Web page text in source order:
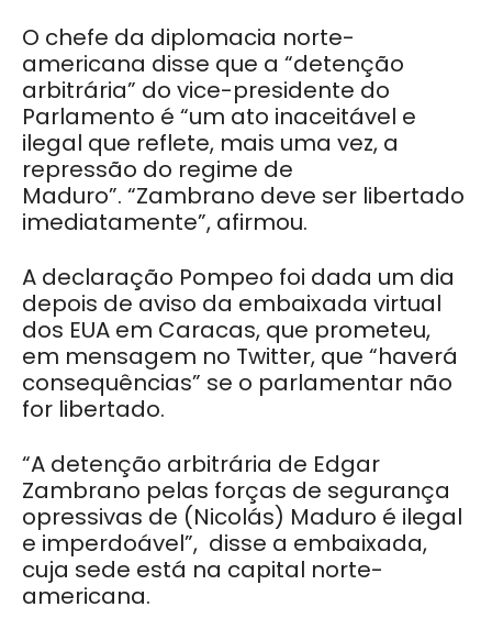
O chefe da diplomacia norte-
americana disse que a “detenção
arbitrária” do vice-presidente do
Parlamento é “um ato inaceitável e
ilegal que reflete, mais uma vez, a
repressão do regime de
Maduro”. “Zambrano deve ser libertado
imediatamente”, afirmou.
A declaração Pompeo foi dada um dia
depois de aviso da embaixada virtual
dos EUA em Caracas, que prometeu,
em mensagem no Twitter, que “haverá
consequências” se o parlamentar não
for libertado.
“A detenção arbitrária de Edgar
Zambrano pelas forças de segurança
opressivas de (Nicolás) Maduro é ilegal
e imperdoável”, disse a embaixada,
cuja sede está na capital norte-
americana.